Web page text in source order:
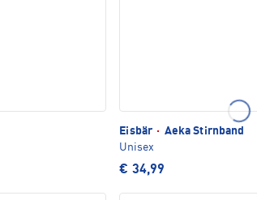
Eisbär · Aeka Stirnband
Unisex
€ 34,99